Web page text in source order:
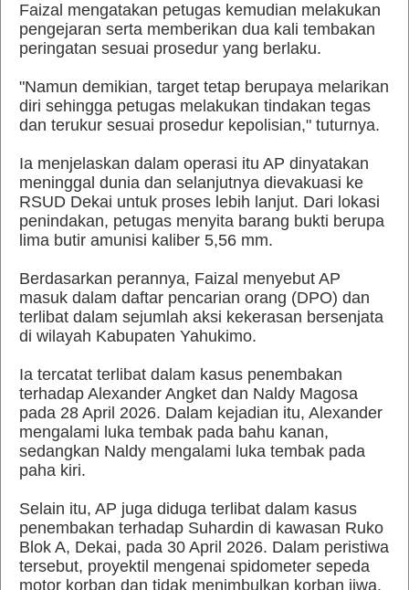
Faizal mengatakan petugas kemudian melakukan
pengejaran serta memberikan dua kali tembakan
peringatan sesuai prosedur yang berlaku.
"Namun demikian, target tetap berupaya melarikan
diri sehingga petugas melakukan tindakan tegas
dan terukur sesuai prosedur kepolisian," tuturnya.
Ia menjelaskan dalam operasi itu AP dinyatakan
meninggal dunia dan selanjutnya dievakuasi ke
RSUD Dekai untuk proses lebih lanjut. Dari lokasi
penindakan, petugas menyita barang bukti berupa
lima butir amunisi kaliber 5,56 mm.
Berdasarkan perannya, Faizal menyebut AP
masuk dalam daftar pencarian orang (DPO) dan
terlibat dalam sejumlah aksi kekerasan bersenjata
di wilayah Kabupaten Yahukimo.
Ia tercatat terlibat dalam kasus penembakan
terhadap Alexander Angket dan Naldy Magosa
pada 28 April 2026. Dalam kejadian itu, Alexander
mengalami luka tembak pada bahu kanan,
sedangkan Naldy mengalami luka tembak pada
paha kiri.
Selain itu, AP juga diduga terlibat dalam kasus
penembakan terhadap Suhardin di kawasan Ruko
Blok A, Dekai, pada 30 April 2026. Dalam peristiwa
tersebut, proyektil mengenai spidometer sepeda
motor korban dan tidak menimbulkan korban jiwa.